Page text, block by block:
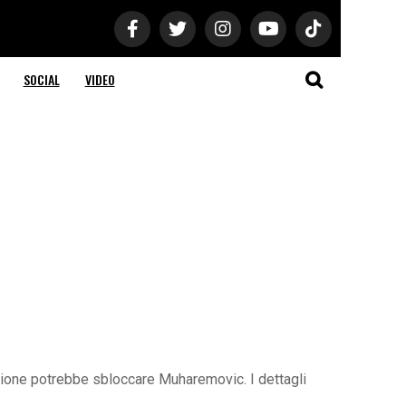
SOCIAL VIDEO
potrebbe sbloccare Muharemovic. I dettagli